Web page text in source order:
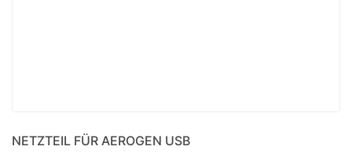
NETZTEIL FÜR AEROGEN USB